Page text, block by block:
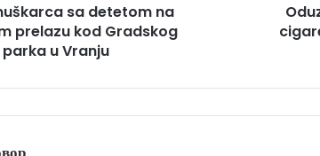
sa detetom na
prelazu kod Gradskog
parka u Vranju